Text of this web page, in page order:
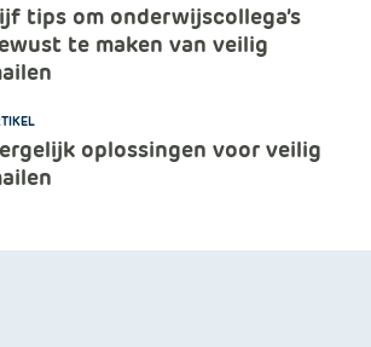
tips om onderwijscollega’s
te maken van veilig
oplossingen voor veilig